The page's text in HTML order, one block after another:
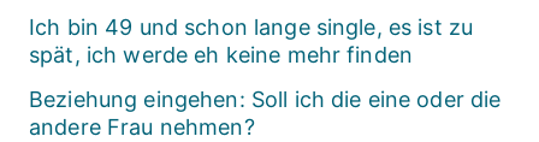
Ich bin 49 und schon lange single, es ist zu
spät, ich werde eh keine mehr finden
Beziehung eingehen: Soll ich die eine oder die
andere Frau nehmen?